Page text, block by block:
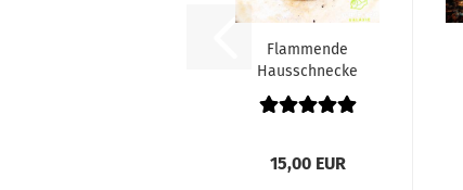
Flammende
Hausschnecke
"Limicolaria
flammea,,...
15,00 EUR